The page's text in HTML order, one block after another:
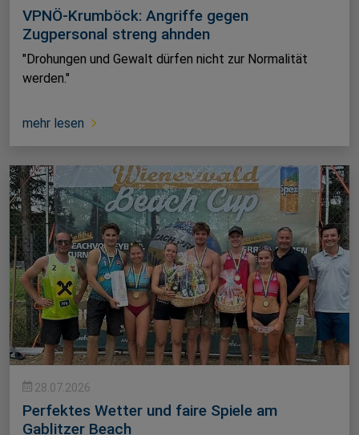
VPNÖ-Krumböck: Angriffe gegen
Zugpersonal streng ahnden
"Drohungen und Gewalt dürfen nicht zur Normalität
werden."
mehr lesen
28.07.2026
Perfektes Wetter und faire Spiele am
Gablitzer Beach